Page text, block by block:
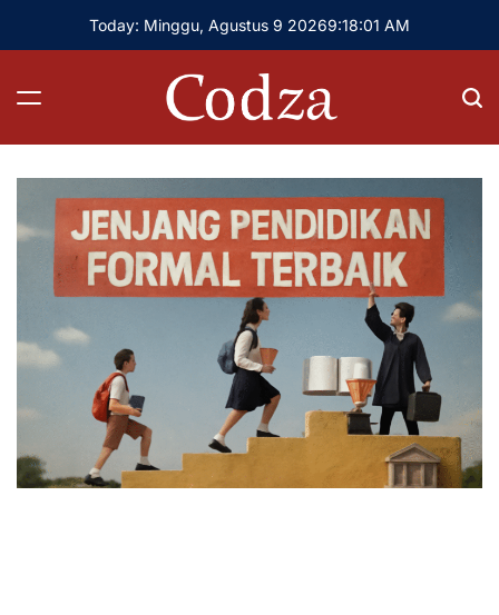
Today: Minggu, Agustus 9 20269:18:02 AM